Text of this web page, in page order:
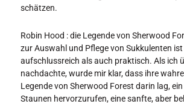
schätzen.
Robin Hood : die Legende von Sherwood
zur Auswahl und Pflege von Sukkulenten ist
aufschlussreich als auch praktisch. Als ich
nachdachte, wurde mir klar, dass ihre
Legende von Sherwood Forest darin lag,
Staunen hervorzurufen, eine sanfte, aber